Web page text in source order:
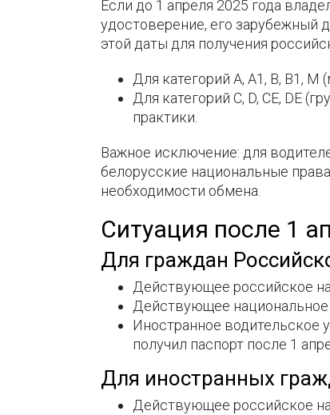
Если до 1 апреля 2025 года
удостоверение, его зарубежный
этой даты для получения
Для категорий A, A1, B, B1,
Для категорий C, D, CE, DE
практики.
Важное исключение: для
белорусские национальные
необходимости обмена.
Ситуация после 1
Для граждан
Действующее российское
Действующее национальное
Иностранное водительское
получил паспорт после 1
Для иностранных
Действующее российское